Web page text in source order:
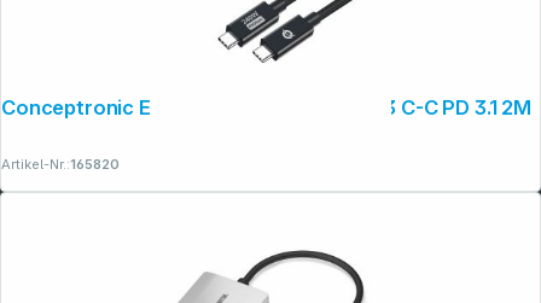
Conceptronic ETTA04B20 USB 4.0 Gen 3 C-C PD 3.1 2M
Artikel-Nr.:165820